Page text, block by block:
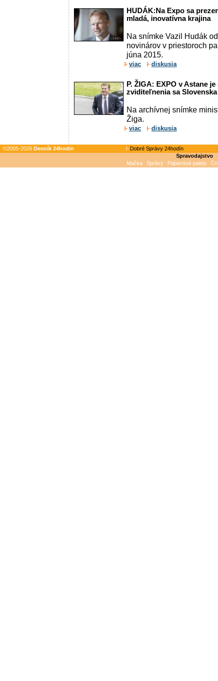
HUDÁK:Na Expo sa
mladá, inovatívna krajina
Na snímke Vazil Hudák
novinárov v priestoroch
júna 2015.
viac diskusia
P. ŽIGA: EXPO v Astane
zviditeľnenia sa Slovenska
Na archívnej snímke
Žiga.
viac diskusia
©2005-2026 Denník 24hodin
Dobré Správy 24hodín
Spravodajstvo
Mačka
Správy Papierové palety